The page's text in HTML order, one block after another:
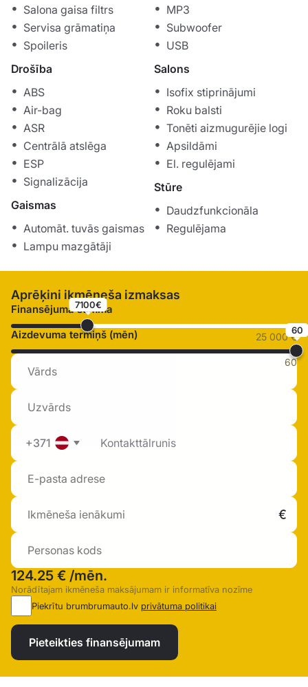
Salona gaisa filtrs
Servisa grāmatiņa
Spoileris
Drošība
ABS
Air-bag
ASR
Centrālā atslēga
ESP
Signalizācija
Gaismas
Automāt. tuvās gaismas
Lampu mazgātāji
MP3
Subwoofer
USB
Salons
Isofix stiprinājumi
Roku balsti
Tonēti aizmugurējie logi
Apsildāmi
El. regulējami
Stūre
Daudzfunkcionāla
Regulējama
Aprēķini ikmēneša izmaksas
Finansējuma summa
7100€
25 000 €
Aizdevuma termiņš (mēn) 60
60
+371
124.25 € /mēn.
Norādītajam ikmēneša maksājumam ir informatīva nozīme
Piekrītu brumbrumauto.lv privātuma politikai
Pieteikties finansējumam